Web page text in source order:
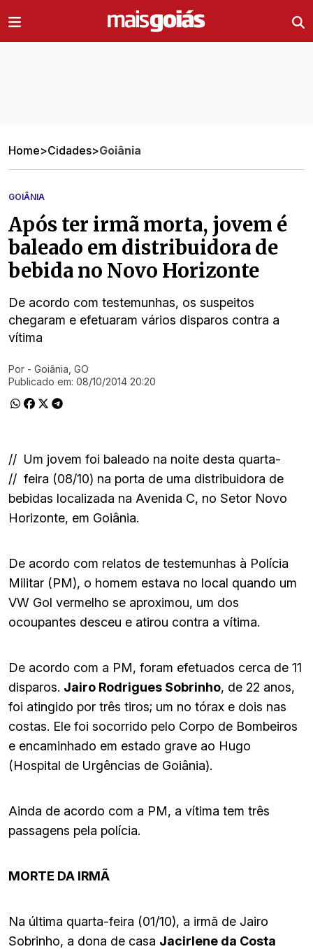
Home>Cidades>Goiânia
GOIÂNIA
Após ter irmã morta, jovem é
baleado em distribuidora de
bebida no Novo Horizonte
De acordo com testemunhas, os suspeitos
chegaram e efetuaram vários disparos contra a
vítima
Ir direto pra matéria
Por - Goiânia, GO
Publicado em: 08/10/2014 20:20
//
//
Um jovem foi baleado na noite desta quarta-
feira (08/10) na porta de uma distribuidora de
bebidas localizada na Avenida C, no Setor Novo
Horizonte, em Goiânia.
De acordo com relatos de testemunhas à Polícia
Militar (PM), o homem estava no local quando um
VW Gol vermelho se aproximou, um dos
ocoupantes desceu e atirou contra a vítima.
De acordo com a PM, foram efetuados cerca de 11
disparos. Jairo Rodrigues Sobrinho, de 22 anos,
foi atingido por três tiros; um no tórax e dois nas
costas. Ele foi socorrido pelo Corpo de Bombeiros
e encaminhado em estado grave ao Hugo
(Hospital de Urgências de Goiânia).
Ainda de acordo com a PM, a vítima tem três
passagens pela polícia.
MORTE DA IRMÃ
Na última quarta-feira (01/10), a irmã de Jairo
Sobrinho, a dona de casa Jacirlene da Costa